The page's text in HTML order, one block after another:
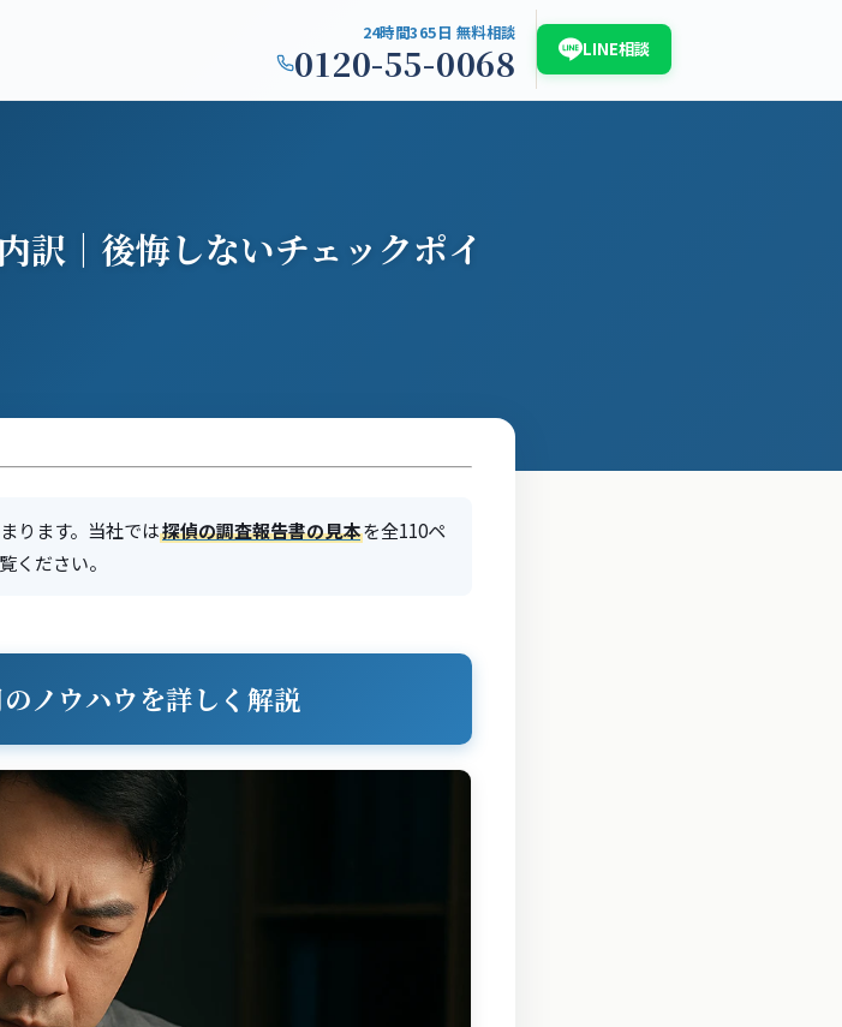
ある質問 コラム 会社概要 監修者紹介 浮気調査白書2026 お問い合わせ
24時間365日 無料相談
0120-55-0068 LINE相談
訳｜後悔しないチェックポイ
ります。当社では探偵の調査報告書の見本を全110ペ
ください。
ノウハウを詳しく解説